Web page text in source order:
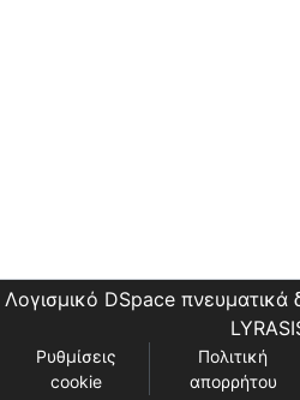
Λογισμικό DSpace
Ρυθμίσεις
cookie
Πολιτική
απορρήτου